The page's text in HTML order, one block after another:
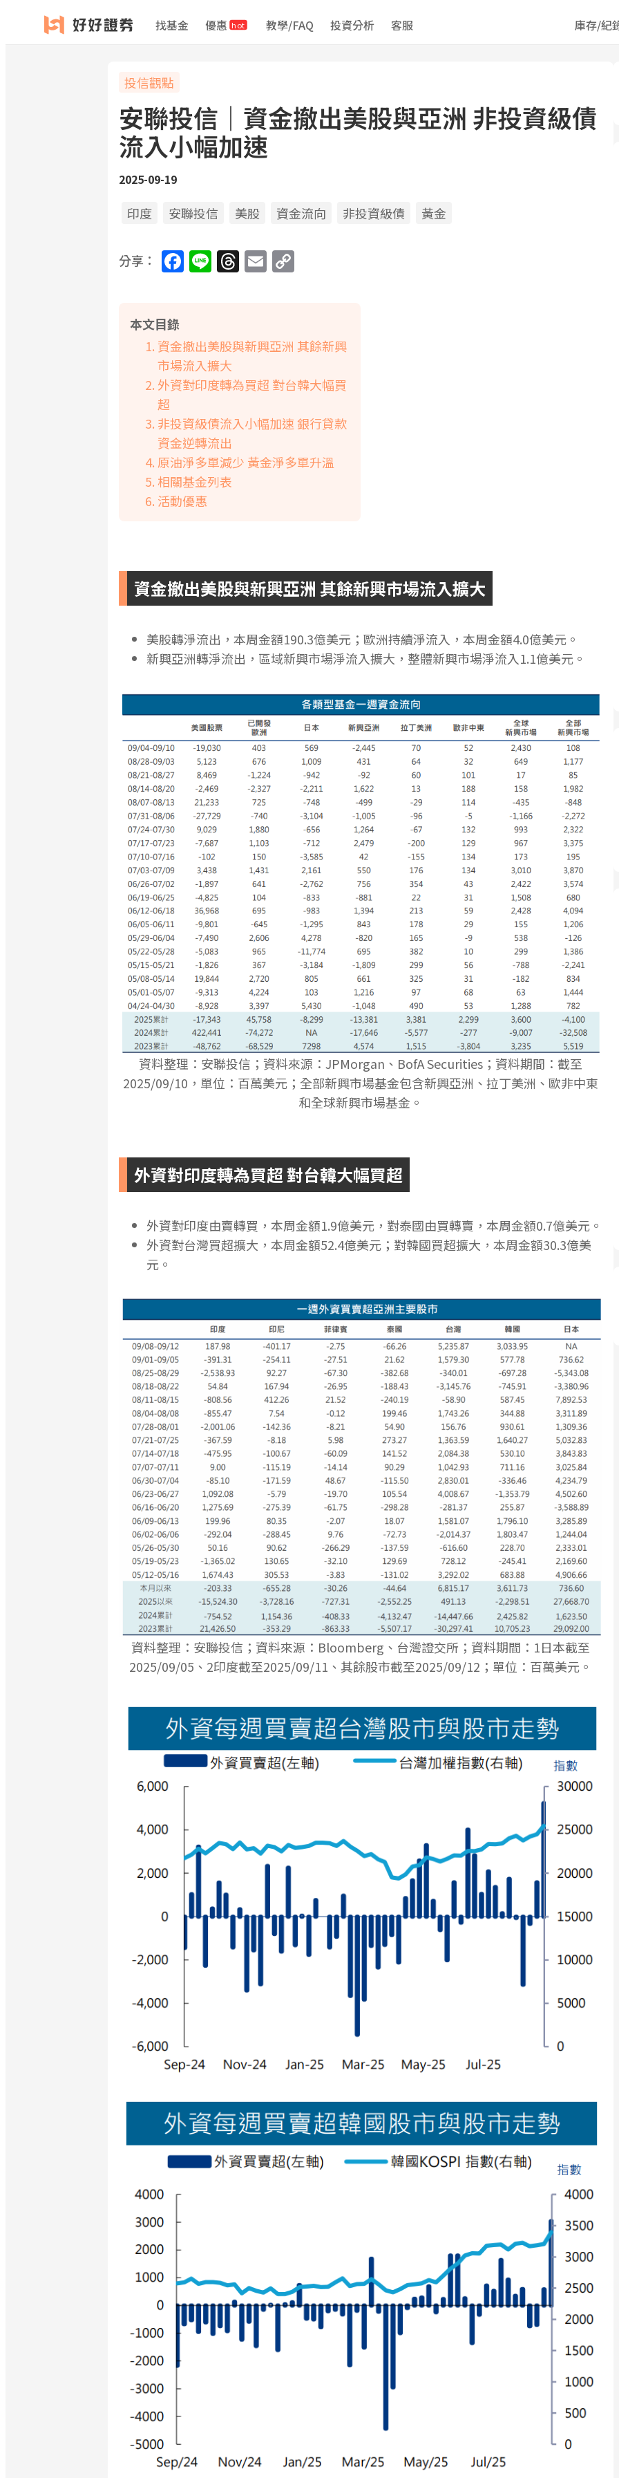
找基金 優惠 hot 教學/FAQ 投資分析 客服 庫存/紀
投信觀點
安聯投信｜資金撤出美股與亞洲 非投資級債
流入小幅加速
2025-09-19
印度 安聯投信 美股 資金流向 非投資級債 黃金
分享： Facebook
LineThreads
Email
本文目錄
資金撤出美股與新興亞洲 其餘新興
市場流入擴大
外資對印度轉為買超 對台韓大幅買
超
非投資級債流入小幅加速 銀行貸款
資金逆轉流出
原油淨多單減少 黃金淨多單升溫
相關基金列表
活動優惠
資金撤出美股與新興亞洲 其餘新興市場流入擴大
美股轉淨流出，本周金額190.3億美元；歐洲持續淨流入，本周金額4.0億美元。
新興亞洲轉淨流出，區域新興市場淨流入擴大，整體新興市場淨流入1.1億美元。
資料整理：安聯投信；資料來源：JPMorgan、BofA Securities；資料期間：截至
2025/09/10，單位：百萬美元；全部新興市場基金包含新興亞洲、拉丁美洲、歐非中東
和全球新興市場基金。
外資對印度轉為買超 對台韓大幅買超
外資對印度由賣轉買，本周金額1.9億美元，對泰國由買轉賣，本周金額0.7億美元。
外資對台灣買超擴大，本周金額52.4億美元；對韓國買超擴大，本周金額30.3億美
元。
資料整理：安聯投信；資料來源：Bloomberg、台灣證交所；資料期間：1日本截至
2025/09/05、2印度截至2025/09/11、其餘股市截至2025/09/12；單位：百萬美元。